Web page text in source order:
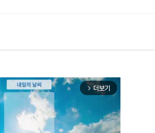
arrow_forward_ios 더보기